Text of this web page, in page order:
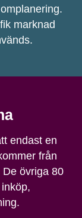
marknad
endast en
från
övriga 80